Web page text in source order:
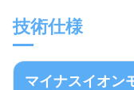
技術仕様
マイナスイオン